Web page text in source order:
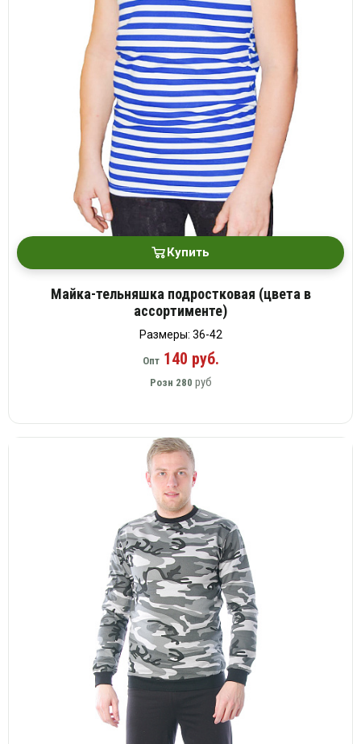
Купить
Майка-тельняшка подростковая (цвета в
ассортименте)
Размеры: 36-42
Опт140 руб.
Розн 280 руб